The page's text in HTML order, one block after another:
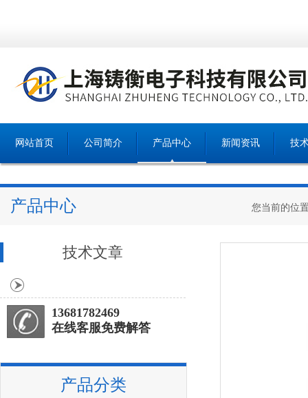
网站首页 公司简介 产品中心 新闻资讯 技
产品中心 您当前的位
技术文章
13681782469
在线客服免费解答
产品分类